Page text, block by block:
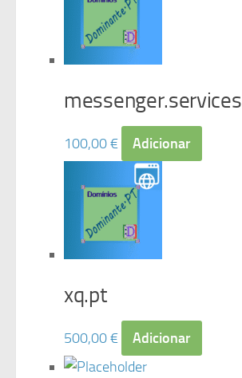
messenger.services
100,00€ Adicionar
xq.pt
500,00€ Adicionar